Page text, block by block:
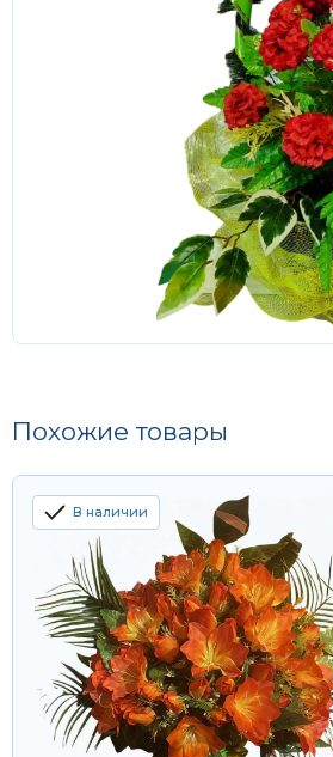
Похожие товары
В наличии